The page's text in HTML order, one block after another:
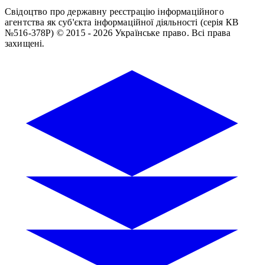
Свідоцтво про державну реєстрацію інформаційного
агентства як суб'єкта інформаційної діяльності (серія КВ
№516-378Р) © 2015 - 2026 Українське право. Всі права
захищені.